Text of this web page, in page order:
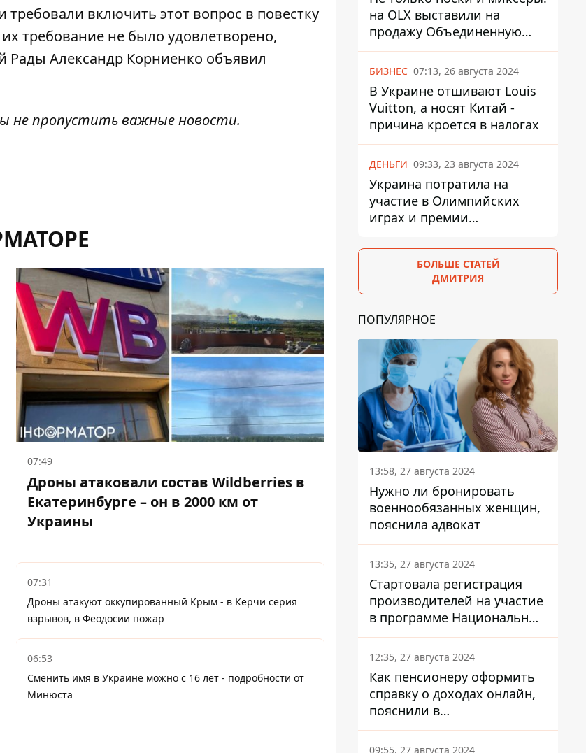
включить этот вопрос в повестку
требование не было удовлетворено,
Рады Александр Корниенко объявил
не пропустить важные новости.
07:49
Дроны атаковали состав Wildberries в
Екатеринбурге – он в 2000 км от
Украины
07:31
Дроны атакуют оккупированный Крым - в Керчи серия
взрывов, в Феодосии пожар
06:53
Сменить имя в Украине можно с 16 лет - подробности от
Минюста
на OLX выставили на
продажу Объединенную
Горно-Химическую
Компанию за многие
миллиарды
БИЗНЕС 07:13, 26 августа 2024
В Украине отшивают Louis
Vuitton, а носят Китай -
причина кроется в налогах
ДЕНЬГИ 09:33, 23 августа 2024
Украина потратила на
участие в Олимпийских
играх и премии
БОЛЬШЕ СТАТЕЙ
ДМИТРИЯ
ПОПУЛЯРНОЕ
13:58, 27 августа 2024
Нужно ли бронировать
военнообязанных женщин,
пояснила адвокат
13:35, 27 августа 2024
Стартовала регистрация
производителей на участие
в программе Национальный
кэшбек: как это сделать
через портал Дія
12:35, 27 августа 2024
Как пенсионеру оформить
справку о доходах онлайн,
пояснили в
Минсоцполитики
09:55, 27 августа 2024